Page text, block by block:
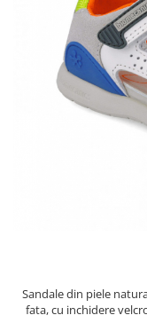
Sandale din piele
fata, cu inchidere